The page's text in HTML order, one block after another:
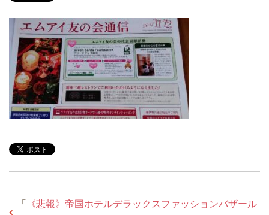
「
《悲報》帝国ホテルデラックスファッションバザール